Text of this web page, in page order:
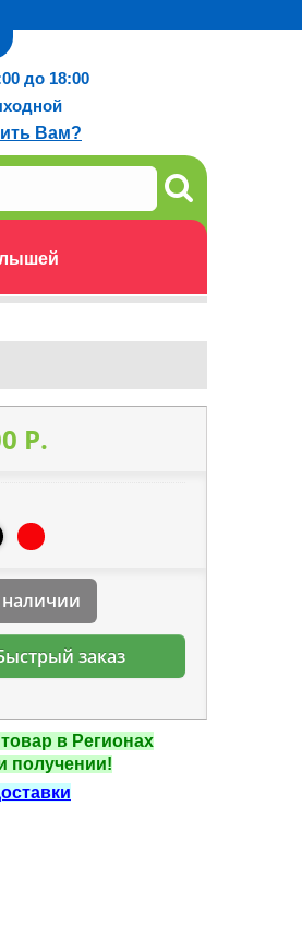
до 18:00
Вам?
P.
наличии
заказ
в Регионах
получении!